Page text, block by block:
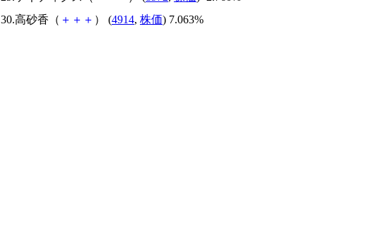
30.高砂香（ ＋ ＋ ＋ ） (4914, 株価) 7.063%